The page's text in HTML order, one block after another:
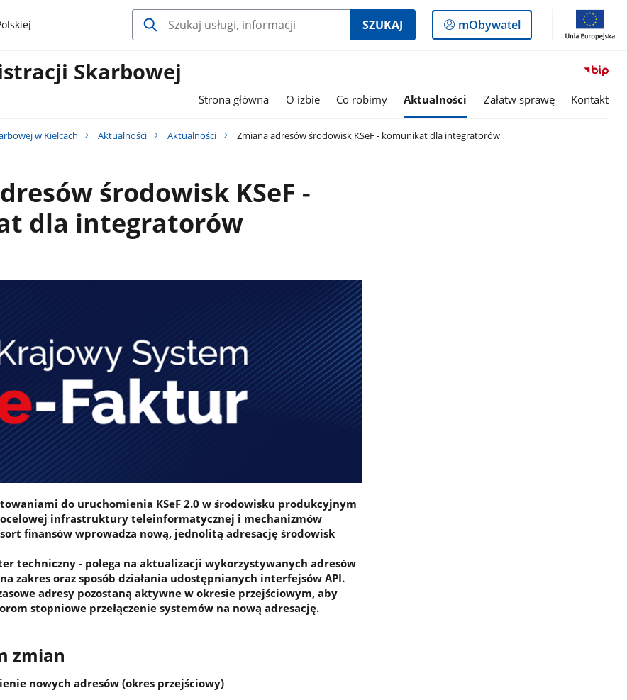
SZUKAJ
Logowanie
do
mObywatel
Skarbowej
Strona główna O izbie Co robimy Aktualności Załatw sprawę Kontakt
w Kielcach Aktualności Aktualności Zmiana adresów środowisk KSeF - komunikat dla integratorów
środowisk KSeF -
dla integratorów
do uruchomienia KSeF 2.0 w środowisku produkcyjnym
infrastruktury teleinformatycznej i mechanizmów
finansów wprowadza nową, jednolitą adresację środowisk
techniczny - polega na aktualizacji wykorzystywanych adresów
zakres oraz sposób działania udostępnianych interfejsów API.
adresy pozostaną aktywne w okresie przejściowym, aby
stopniowe przełączenie systemów na nową adresację.
zmian
nowych adresów (okres przejściowy)